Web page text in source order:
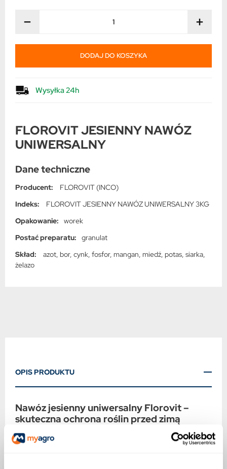
FLOROVIT JESIENNY NAWÓZ
UNIWERSALNY
Dane techniczne
Producent:
FLOROVIT (INCO)
Indeks:
FLOROVIT JESIENNY NAWÓZ UNIWERSALNY 3KG
Opakowanie:
worek
Postać preparatu:
granulat
Skład:
żelazo
− +
DODAJ DO KOSZYKA
Wysyłka 24h
OPIS PRODUKTU
Nawóz jesienny uniwersalny Florovit –
skuteczna ochrona roślin przed zimą
Nawóz jesienny uniwersalny Florovit to wysokiej